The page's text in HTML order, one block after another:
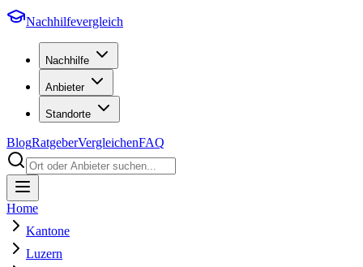
Nachhilfevergleich
Nachhilfe
Anbieter
Standorte
BlogRatgeberVergleichenFAQ
Home
Kantone
Luzern